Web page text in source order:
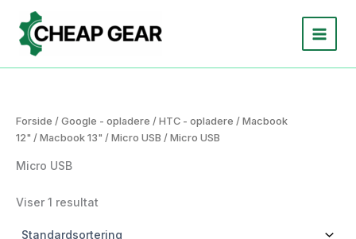
indholdet
Forside / Google - opladere / HTC - opladere / Macbook
12" / Macbook 13" / Micro USB / Micro USB
Micro USB
Viser 1 resultat